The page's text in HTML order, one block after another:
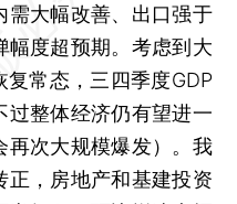
需大幅改善、出口强于
幅度超预期。考虑到大
常态，三四季度GDP
过整体经济仍有望进一
再次大规模爆发）。我
正，房地产和基建投资